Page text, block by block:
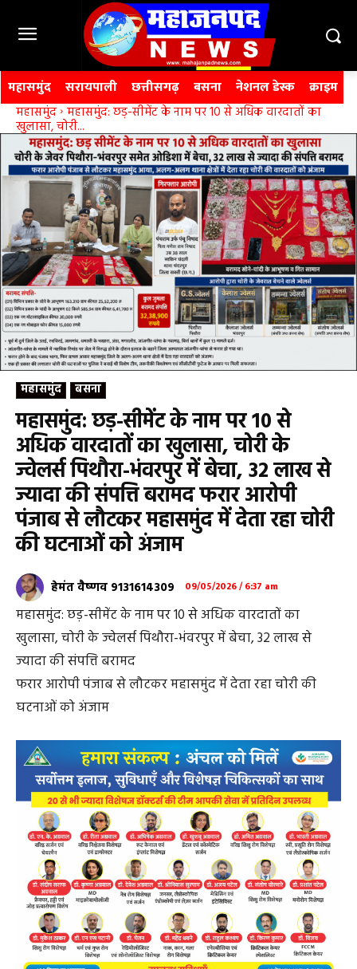
महासमुंद सरायपाली छत्तीसगढ़ बसना नेशनल डेस्क क्राइम
महासमुंद महासमुंद: छड़-सीमेंट के नाम पर 10 से अधिक वारदातों का
खुलासा, चोरी...
महासमुंद बसना
महासमुंद: छड़-सीमेंट के नाम पर 10 से
अधिक वारदातों का खुलासा, चोरी के
ज्वेलर्स पिथौरा-भंवरपुर में बेचा, 32 लाख से
ज्यादा की संपत्ति बरामद फरार आरोपी
पंजाब से लौटकर महासमुंद में देता रहा चोरी
की घटनाओं को अंजाम
हेमंत वैष्णव 9131614309 09/05/2026 / 6:37 am
महासमुंद: छड़-सीमेंट के नाम पर 10 से अधिक वारदातों का
खुलासा, चोरी के ज्वेलर्स पिथौरा-भंवरपुर में बेचा, 32 लाख से
ज्यादा की संपत्ति बरामद
फरार आरोपी पंजाब से लौटकर महासमुंद में देता रहा चोरी की
घटनाओं को अंजाम